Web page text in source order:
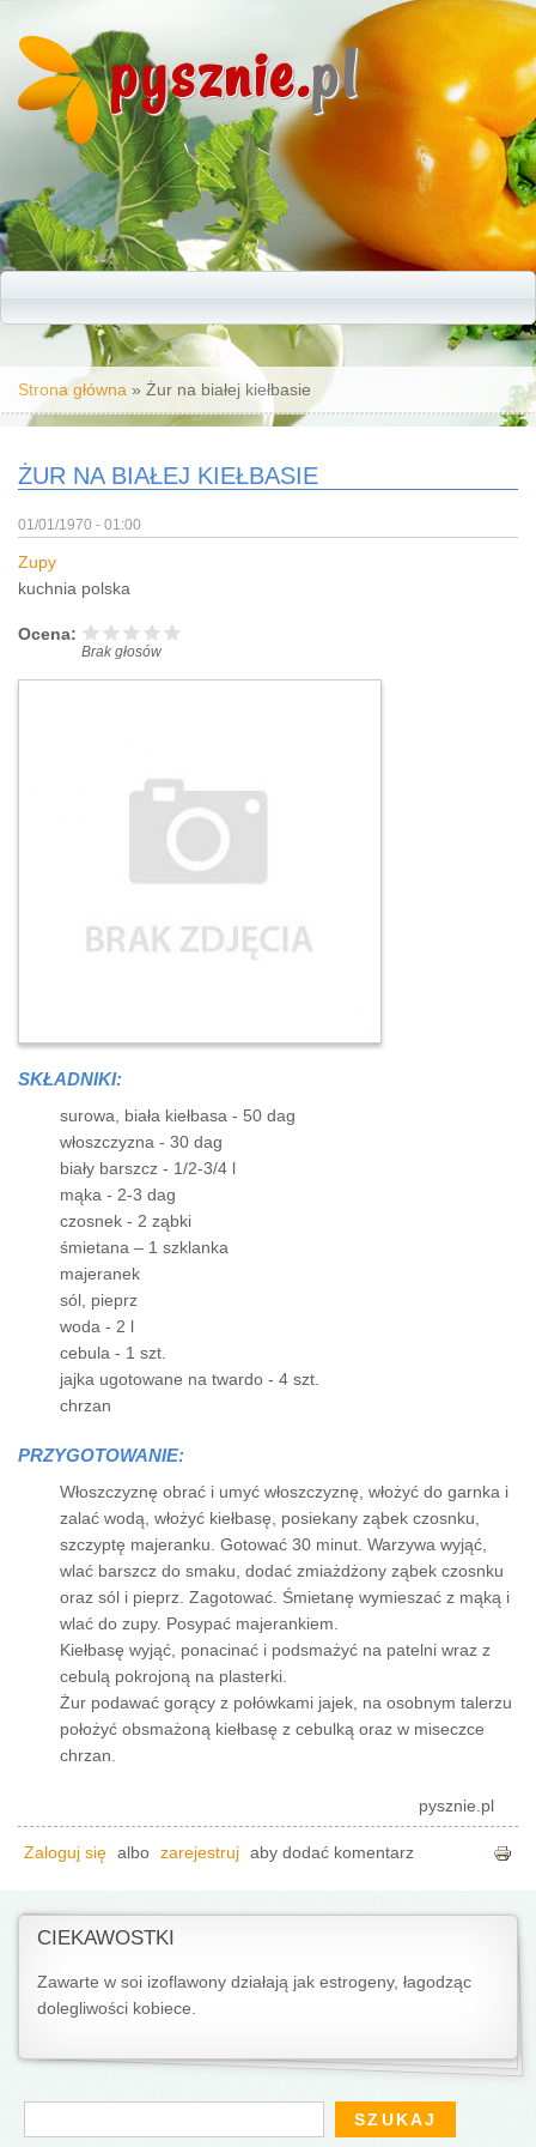
pysznie.pl
Jesteś tutaj
Strona główna » Żur na białej kiełbasie
ŻUR NA BIAŁEJ KIEŁBASIE
01/01/1970 - 01:00
Zupy
kuchnia polska
Ocena:
Brak głosów
SKŁADNIKI:
surowa, biała kiełbasa - 50 dag
włoszczyzna - 30 dag
biały barszcz - 1/2-3/4 l
mąka - 2-3 dag
czosnek - 2 ząbki
śmietana – 1 szklanka
majeranek
sól, pieprz
woda - 2 l
cebula - 1 szt.
jajka ugotowane na twardo - 4 szt.
chrzan
PRZYGOTOWANIE:
Włoszczyznę obrać i umyć włoszczyznę, włożyć do garnka i
zalać wodą, włożyć kiełbasę, posiekany ząbek czosnku,
szczyptę majeranku. Gotować 30 minut. Warzywa wyjąć,
wlać barszcz do smaku, dodać zmiażdżony ząbek czosnku
oraz sól i pieprz. Zagotować. Śmietanę wymieszać z mąką i
wlać do zupy. Posypać majerankiem.
Kiełbasę wyjąć, ponacinać i podsmażyć na patelni wraz z
cebulą pokrojoną na plasterki.
Żur podawać gorący z połówkami jajek, na osobnym talerzu
położyć obsmażoną kiełbasę z cebulką oraz w miseczce
chrzan.
pysznie.pl
Zaloguj się albo zarejestruj aby dodać komentarz
CIEKAWOSTKI
Zawarte w soi izoflawony działają jak estrogeny, łagodząc
dolegliwości kobiece.
Formularz wyszukiwania
Szukaj